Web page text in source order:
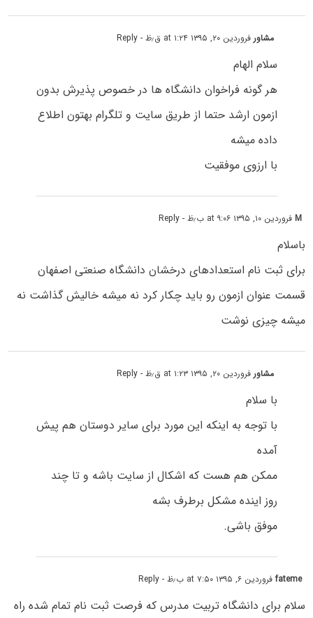
مشاورفروردین ۲۰, ۱۳۹۵ at ۱:۲۴ ق٫ظ - Reply
سلام الهام
هر گونه فراخوان دانشگاه ها در خصوص پذیرش بدون
ازمون ارشد حتما از طریق سایت و تلگرام بهتون اطلاع
داده میشه
با ارزوی موفقیت
Mفروردین ۱۰, ۱۳۹۵ at ۹:۰۶ ب٫ظ - Reply
باسلام
برای ثبت نام استعدادهای درخشان دانشگاه صنعتی اصفهان
قسمت عنوان ازمون رو باید چکار کرد نه میشه خالیش گذاشت نه
میشه چیزی نوشت
مشاورفروردین ۲۰, ۱۳۹۵ at ۱:۲۳ ق٫ظ - Reply
با سلام
با توجه به اینکه این مورد برای سایر دوستان هم پیش
آمده
ممکن هم هست که اشکال از سایت باشه و تا چند
روز اینده مشکل برطرف بشه
موفق باشی.
fatemeفروردین ۶, ۱۳۹۵ at ۷:۵۰ ب٫ظ - Reply
سلام برای دانشگاه تربیت مدرس که فرصت ثبت نام تمام شده راه